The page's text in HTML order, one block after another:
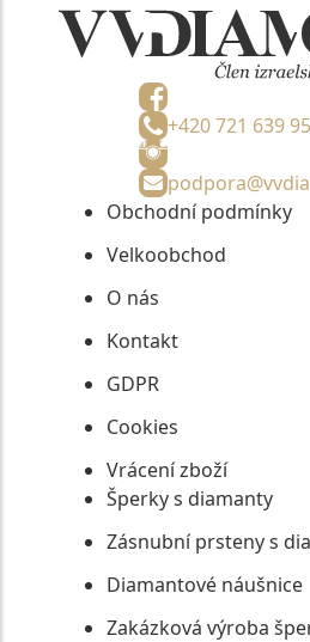
+420 721 639
Obchodní podmínky
Velkoobchod
O nás
Kontakt
GDPR
Cookies
Vrácení zboží
Šperky s diamanty
Zásnubní prsteny s
Diamantové náušnice
Zakázková výroba